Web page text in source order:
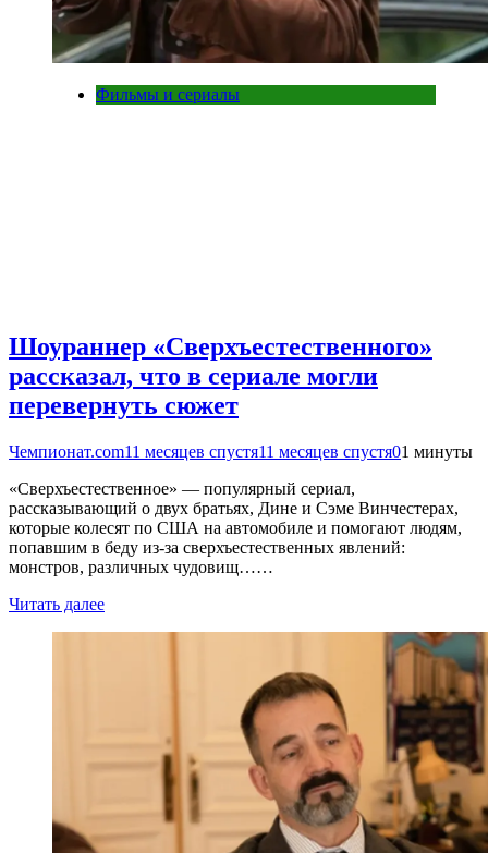
Фильмы и сериалы
Шоураннер «Сверхъестественного»
рассказал, что в сериале могли
перевернуть сюжет
Чемпионат.com11 месяцев спустя11 месяцев спустя01 минуты
«Сверхъестественное» — популярный сериал,
рассказывающий о двух братьях, Дине и Сэме Винчестерах,
которые колесят по США на автомобиле и помогают людям,
попавшим в беду из-за сверхъестественных явлений:
монстров, различных чудовищ……
Читать далее